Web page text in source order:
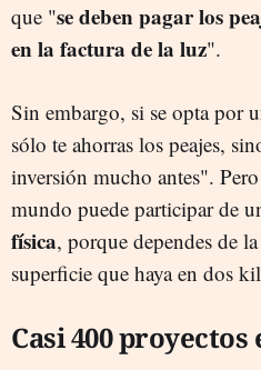
que "se deben pagar los
en la factura de la luz".
Sin embargo, si se opta por
sólo te ahorras los peajes,
inversión mucho antes".
mundo puede participar de
física, porque dependes de
superficie que haya en dos
Casi 400